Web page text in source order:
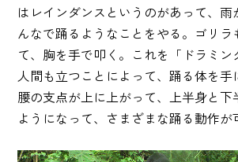
はレインダンスというのがあって、雨
んなで踊るようなことをやる。ゴリラ
て、胸を手で叩く。これを「ドラミン
人間も立つことによって、踊る体を手
腰の支点が上に上がって、上半身と下
ようになって、さまざまな踊る動作が